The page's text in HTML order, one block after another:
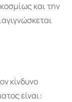
και την
κίνδυνο
είναι: